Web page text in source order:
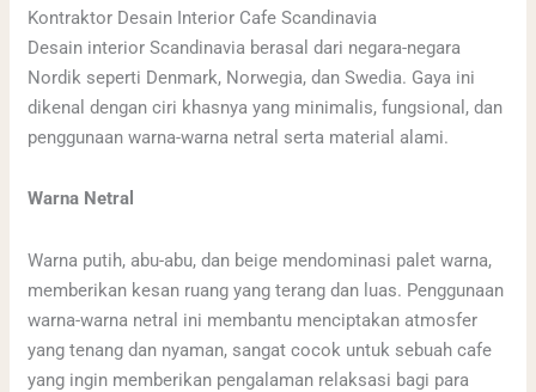
Kontraktor Desain Interior Cafe Scandinavia
Desain interior Scandinavia berasal dari negara-negara
Nordik seperti Denmark, Norwegia, dan Swedia. Gaya ini
dikenal dengan ciri khasnya yang minimalis, fungsional, dan
penggunaan warna-warna netral serta material alami.
Warna Netral
Warna putih, abu-abu, dan beige mendominasi palet warna,
memberikan kesan ruang yang terang dan luas. Penggunaan
warna-warna netral ini membantu menciptakan atmosfer
yang tenang dan nyaman, sangat cocok untuk sebuah cafe
yang ingin memberikan pengalaman relaksasi bagi para